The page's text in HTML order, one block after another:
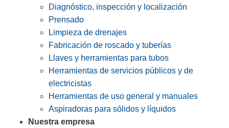
Diagnóstico, inspección y localización
Prensado
Limpieza de drenajes
Fabricación de roscado y tuberías
Llaves y herramientas para tubos
Herramientas de servicios públicos y de
electricistas
Herramientas de uso general y manuales
Aspiradoras para sólidos y líquidos
Nuestra empresa